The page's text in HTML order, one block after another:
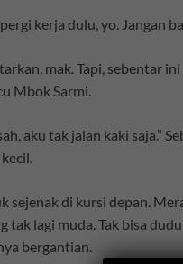
kerja dulu, yo. Jangan
mak. Tapi, sebentar
Mbok Sarmi.
aku tak jalan kaki saja.”
sejenak di kursi depan.
tak lagi muda. Tak bisa
bergantian.